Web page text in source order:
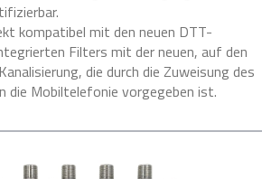
kompatibel mit den neuen DTT-
Filters mit der neuen, auf den
die durch die Zuweisung des
die Mobiltelefonie vorgegeben ist.